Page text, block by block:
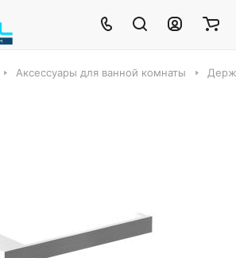
Аксессуары для ванной комнаты